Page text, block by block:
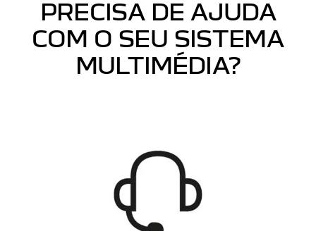
PRECISA DE AJUDA
COM O SEU SISTEMA
MULTIMÉDIA?